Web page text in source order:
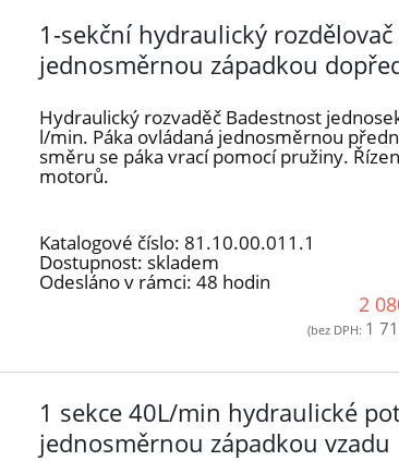
1-sekční hydraulický rozdělovač
jednosměrnou západkou
Hydraulický rozvaděč Badestnost
l/min. Páka ovládaná jednosměrnou
směru se páka vrací pomocí pružiny.
motorů.
Katalogové číslo: 81.10.00.011.1
Dostupnost: skladem
Odesláno v rámci: 48 hodin
2
(bez DPH: 1
1 sekce 40L/min hydraulické
jednosměrnou západkou vzadu